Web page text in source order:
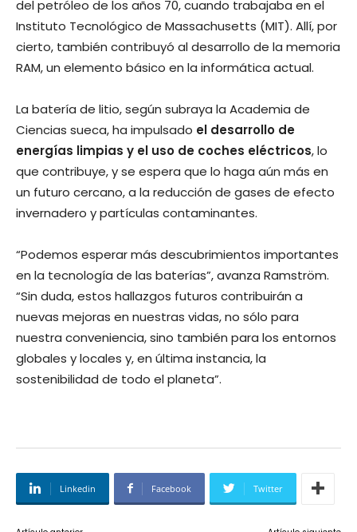
del petróleo de los años 70, cuando trabajaba en el
Instituto Tecnológico de Massachusetts (MIT). Allí, por
cierto, también contribuyó al desarrollo de la memoria
RAM, un elemento básico en la informática actual.
La batería de litio, según subraya la Academia de
Ciencias sueca, ha impulsado el desarrollo de
energías limpias y el uso de coches eléctricos, lo
que contribuye, y se espera que lo haga aún más en
un futuro cercano, a la reducción de gases de efecto
invernadero y partículas contaminantes.
“Podemos esperar más descubrimientos importantes
en la tecnología de las baterías”, avanza Ramström.
“Sin duda, estos hallazgos futuros contribuirán a
nuevas mejoras en nuestras vidas, no sólo para
nuestra conveniencia, sino también para los entornos
globales y locales y, en última instancia, la
sostenibilidad de todo el planeta”.
Linkedin Facebook Twitter